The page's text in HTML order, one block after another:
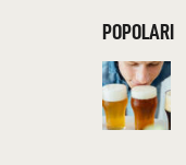
POPOLARI